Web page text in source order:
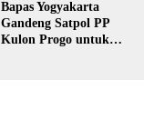
Bapas Yogyakarta
Gandeng Satpol PP
Kulon Progo untuk